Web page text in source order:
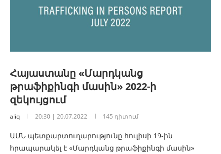
Հայաստանը «Մարդկանց
թրաֆիքինգի մասին» 2022-ի
զեկույցում
aliq 20:30 | 20.07.2022 145 դիտում
ԱՄՆ պետքարտուղարությունը հուլիսի 19-ին
հրապարակել է «Մարդկանց թրաֆիքինգի մասին»